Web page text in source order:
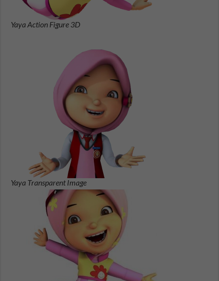
Yaya Action Figure 3D
Yaya Transparent Image